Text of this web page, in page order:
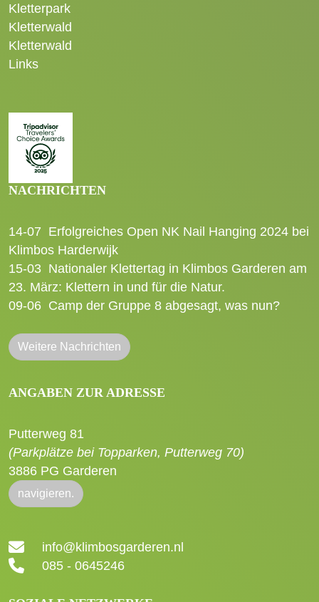
Kletterpark
Kletterwald
Kletterwald
Links
NACHRICHTEN
14-07 Erfolgreiches Open NK Nail Hanging 2024 bei
Klimbos Harderwijk
15-03 Nationaler Klettertag in Klimbos Garderen am
23. März: Klettern in und für die Natur.
09-06 Camp der Gruppe 8 abgesagt, was nun?
Weitere Nachrichten
ANGABEN ZUR ADRESSE
Putterweg 81
(Parkplätze bei Topparken, Putterweg 70)
3886 PG Garderen
navigieren.
info@klimbosgarderen.nl
085 - 0645246